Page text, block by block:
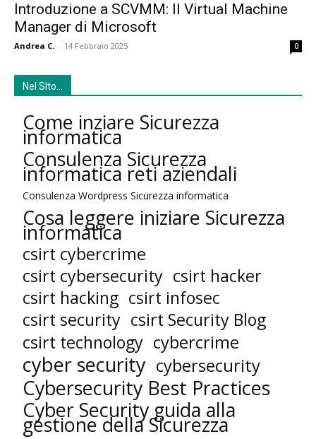
Introduzione a SCVMM: Il Virtual Machine
Manager di Microsoft
Andrea C. - 14 Febbraio 2025 0
Nel SIto…
Come inziare Sicurezza
informatica
Consulenza Sicurezza
informatica reti aziendali
Consulenza Wordpress Sicurezza informatica
Cosa leggere iniziare Sicurezza
informatica
csirt cybercrime
csirt cybersecurity csirt hacker
csirt hacking csirt infosec
csirt security csirt Security Blog
csirt technology cybercrime
cyber security cybersecurity
Cybersecurity Best Practices
Cyber Security guida alla
gestione della Sicurezza